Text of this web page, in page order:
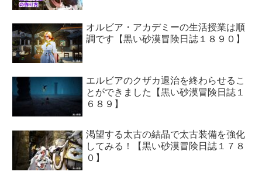
オルビア・アカデミーの生活授業は順
調です【黒い砂漠冒険日誌１８９０】
エルビアのクザカ退治を終わらせるこ
とができました【黒い砂漠冒険日誌１
６８９】
渇望する太古の結晶で太古装備を強化
してみる！【黒い砂漠冒険日誌１７８
０】